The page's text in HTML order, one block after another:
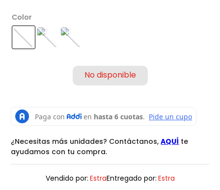
Color
¿Necesitas más unidades? Contáctanos,AQUÍ te
ayudamos con tu compra.
Vendido por: EstraEntregado por: Estra